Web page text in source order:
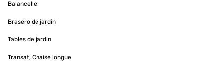
Balancelle
Brasero de jardin
Tables de jardin
Transat, Chaise longue